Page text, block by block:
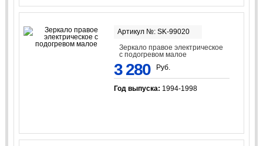
Артикул №: SK-99020
Зеркало правое электрическое
с подогревом малое
3 280 Руб.
Год выпуска: 1994-1998